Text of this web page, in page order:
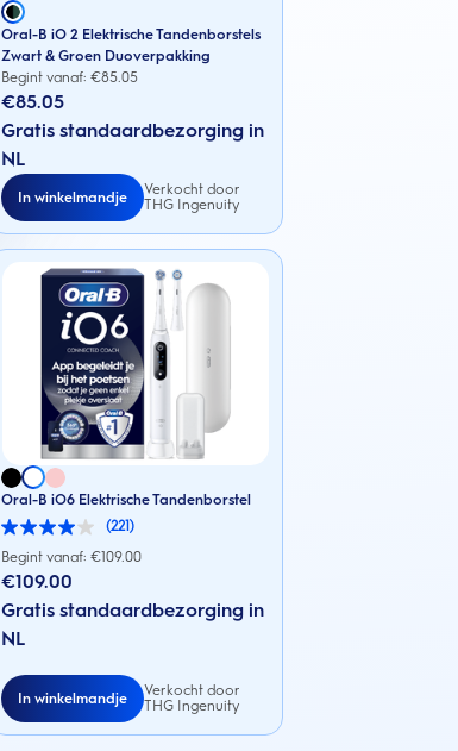
Oral-B iO 2 Elektrische Tandenborstels
Zwart & Groen Duoverpakking
Begint vanaf: €85.05
€85.05
Gratis standaardbezorging in
NL
In winkelmandje
Verkocht door
THG Ingenuity
Oral-B iO6 Elektrische Tandenborstel
(221)
4.0
van
5
sterren.
beoordelingen
Begint vanaf: €109.00
€109.00
Gratis standaardbezorging in
NL
In winkelmandje
Verkocht door
THG Ingenuity